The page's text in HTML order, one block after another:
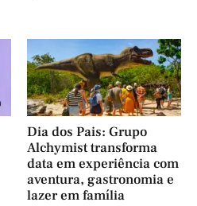
Dia dos Pais: Grupo
Alchymist transforma
data em experiência com
aventura, gastronomia e
lazer em família